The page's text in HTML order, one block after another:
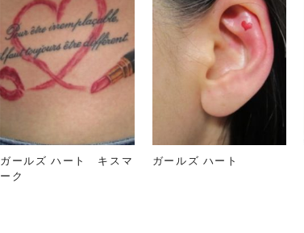
ガールズ ハート キスマ
ーク
ガールズ ハート